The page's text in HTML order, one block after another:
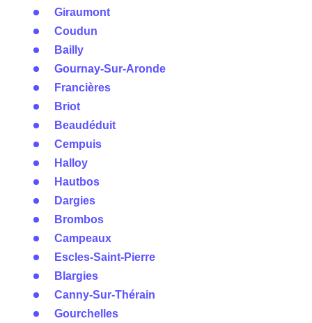
Giraumont
Coudun
Bailly
Gournay-Sur-Aronde
Francières
Briot
Beaudéduit
Cempuis
Halloy
Hautbos
Dargies
Brombos
Campeaux
Escles-Saint-Pierre
Blargies
Canny-Sur-Thérain
Gourchelles